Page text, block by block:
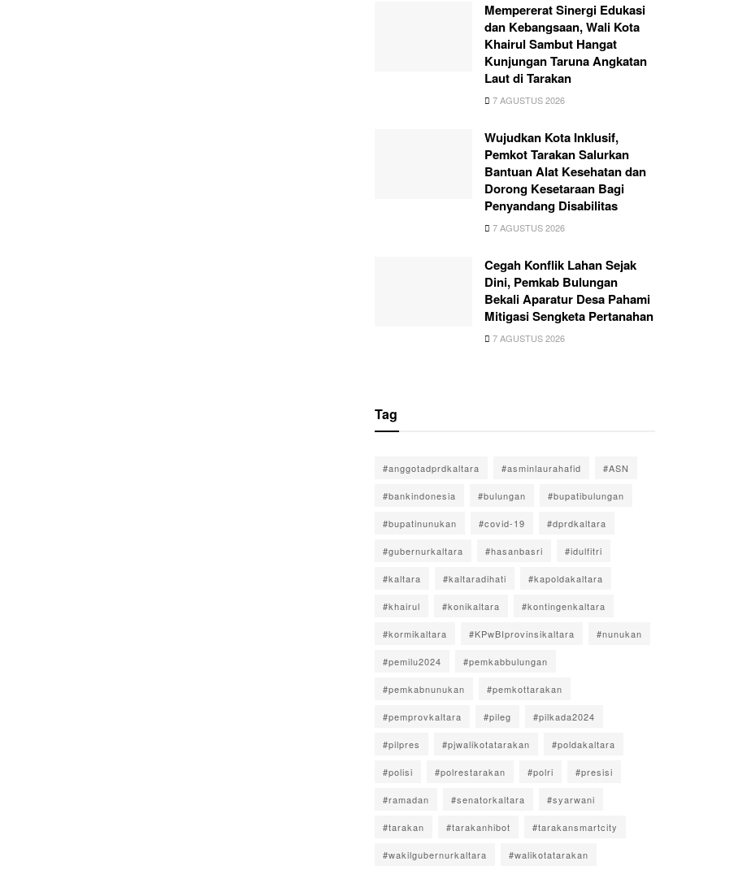
Mempererat Sinergi Edukasi
dan Kebangsaan, Wali Kota
Khairul Sambut Hangat
Kunjungan Taruna Angkatan
Laut di Tarakan
7 AGUSTUS 2026
Wujudkan Kota Inklusif,
Pemkot Tarakan Salurkan
Bantuan Alat Kesehatan dan
Dorong Kesetaraan Bagi
Penyandang Disabilitas
7 AGUSTUS 2026
Cegah Konflik Lahan Sejak
Dini, Pemkab Bulungan
Bekali Aparatur Desa Pahami
Mitigasi Sengketa Pertanahan
7 AGUSTUS 2026
Tag
#anggotadprdkaltara #asminlaurahafid #ASN
#bankindonesia #bulungan #bupatibulungan
#bupatinunukan #covid-19 #dprdkaltara
#gubernurkaltara #hasanbasri #idulfitri
#kaltara #kaltaradihati #kapoldakaltara
#khairul #konikaltara #kontingenkaltara
#kormikaltara #KPwBIprovinsikaltara #nunukan
#pemilu2024 #pemkabbulungan
#pemkabnunukan #pemkottarakan
#pemprovkaltara #pileg #pilkada2024
#pilpres #pjwalikotatarakan #poldakaltara
#polisi #polrestarakan #polri #presisi
#ramadan #senatorkaltara #syarwani
#tarakan #tarakanhibot #tarakansmartcity
#wakilgubernurkaltara #walikotatarakan